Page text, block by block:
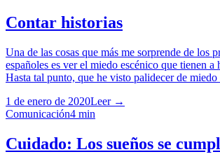
Contar historias
Una de las cosas que más me sorprende de los
españoles es ver el miedo escénico que tienen a
Hasta tal punto, que he visto palidecer de
1 de enero de 2020Leer →
Comunicación4 min
Cuidado: Los sueños se